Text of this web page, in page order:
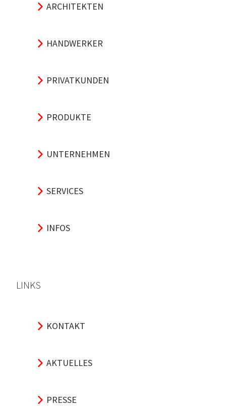
ARCHITEKTEN
HANDWERKER
PRIVATKUNDEN
PRODUKTE
UNTERNEHMEN
SERVICES
INFOS
LINKS
KONTAKT
AKTUELLES
PRESSE